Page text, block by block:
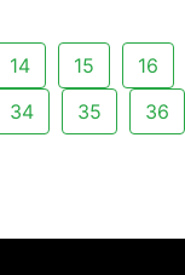
14 15 16
34 35 36